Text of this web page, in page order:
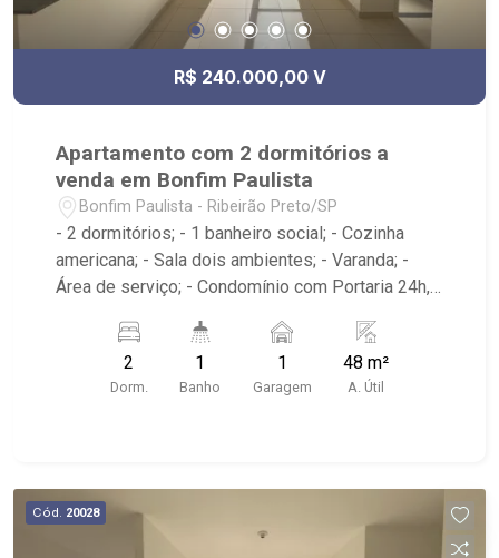
R$ 240.000,00 V
Apartamento com 2 dormitórios a
venda em Bonfim Paulista
Bonfim Paulista - Ribeirão Preto/SP
- 2 dormitórios; - 1 banheiro social; - Cozinha
americana; - Sala dois ambientes; - Varanda; -
Área de serviço; - Condomínio com Portaria 24h,
Próximo à DaniBe FullStore, Bola na Grama
Bonfim, Baterias Batex, supermercado Gricki e
Centro de Bonfim;
2
Dorm.
1
Banho
1
Garagem
48 m²
A. Útil
Cód. 20028